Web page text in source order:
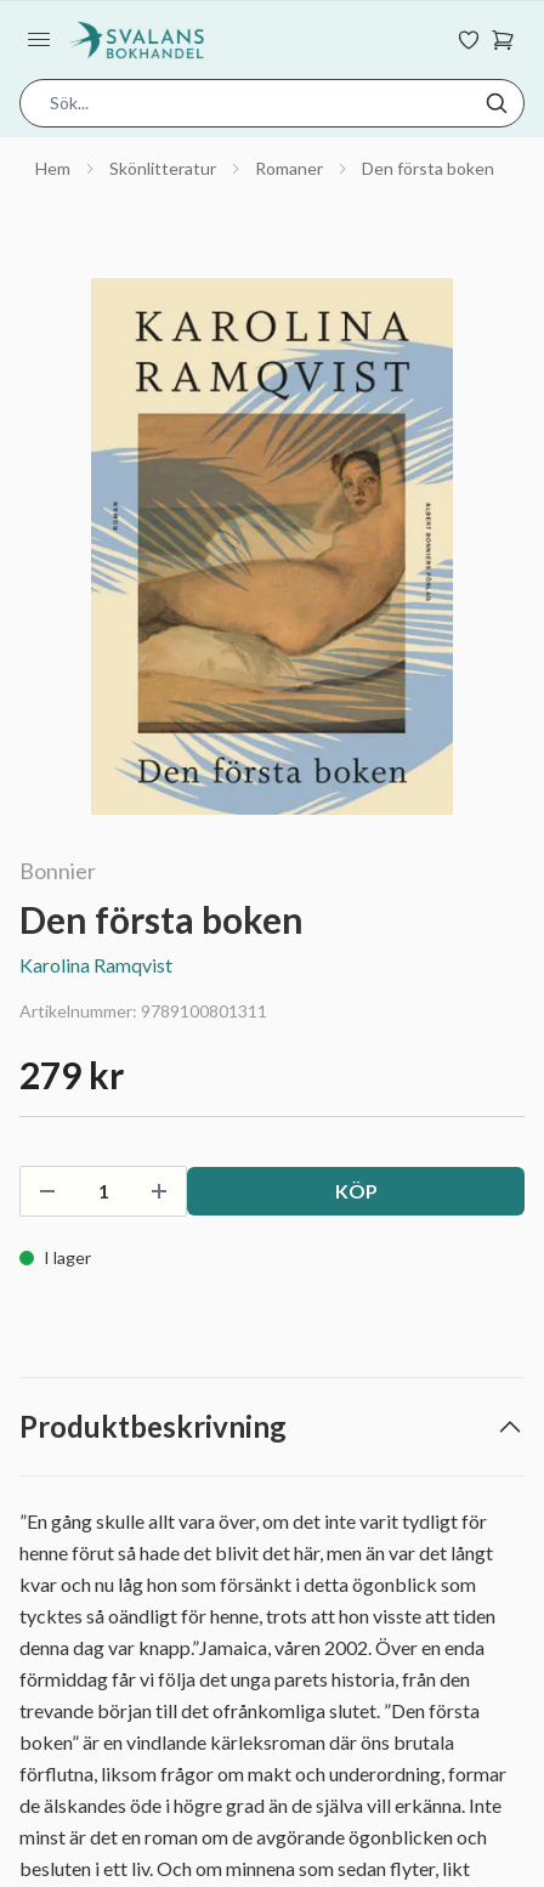
Hem Skönlitteratur Romaner Den första boken
Bonnier
Den första boken
Karolina Ramqvist
Artikelnummer: 9789100801311
279 kr
KÖP
I lager
Produktbeskrivning
”En gång skulle allt vara över, om det inte varit tydligt för
henne förut så hade det blivit det här, men än var det långt
kvar och nu låg hon som försänkt i detta ögonblick som
tycktes så oändligt för henne, trots att hon visste att tiden
denna dag var knapp.”Jamaica, våren 2002. Över en enda
förmiddag får vi följa det unga parets historia, från den
trevande början till det ofrånkomliga slutet. ”Den första
boken” är en vindlande kärleksroman där öns brutala
förflutna, liksom frågor om makt och underordning, formar
de älskandes öde i högre grad än de själva vill erkänna. Inte
minst är det en roman om de avgörande ögonblicken och
besluten i ett liv. Och om minnena som sedan flyter, likt